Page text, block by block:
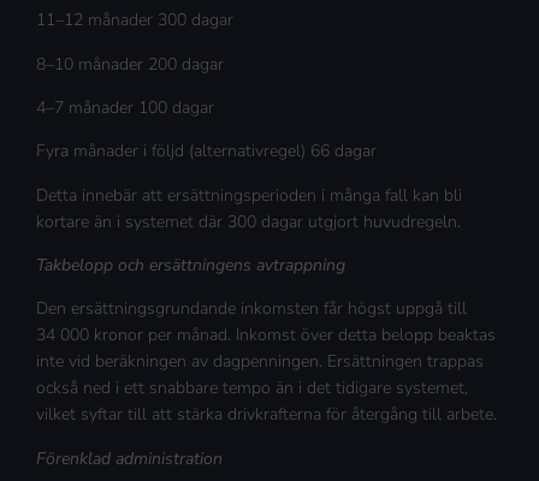
11–12 månader 300 dagar
8–10 månader 200 dagar
4–7 månader 100 dagar
Fyra månader i följd (alternativregel) 66 dagar
Detta innebär att ersättningsperioden i många fall kan bli
kortare än i systemet där 300 dagar utgjort huvudregeln.
Takbelopp och ersättningens avtrappning
Den ersättningsgrundande inkomsten får högst uppgå till
34 000 kronor per månad. Inkomst över detta belopp beaktas
inte vid beräkningen av dagpenningen. Ersättningen trappas
också ned i ett snabbare tempo än i det tidigare systemet,
vilket syftar till att stärka drivkrafterna för återgång till arbete.
Förenklad administration